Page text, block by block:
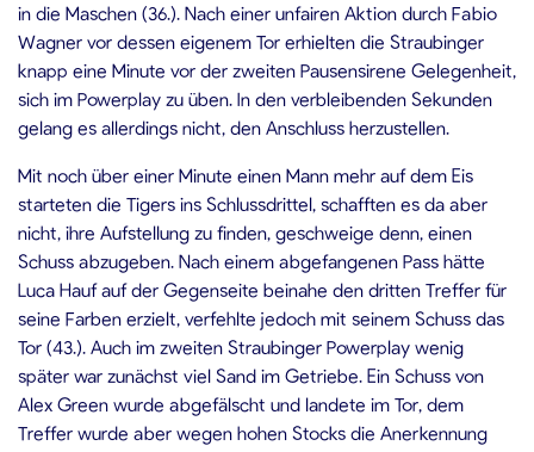
in die Maschen (36.). Nach einer unfairen Aktion durch Fabio
Wagner vor dessen eigenem Tor erhielten die Straubinger
knapp eine Minute vor der zweiten Pausensirene Gelegenheit,
sich im Powerplay zu üben. In den verbleibenden Sekunden
gelang es allerdings nicht, den Anschluss herzustellen.
Mit noch über einer Minute einen Mann mehr auf dem Eis
starteten die Tigers ins Schlussdrittel, schafften es da aber
nicht, ihre Aufstellung zu finden, geschweige denn, einen
Schuss abzugeben. Nach einem abgefangenen Pass hätte
Luca Hauf auf der Gegenseite beinahe den dritten Treffer für
seine Farben erzielt, verfehlte jedoch mit seinem Schuss das
Tor (43.). Auch im zweiten Straubinger Powerplay wenig
später war zunächst viel Sand im Getriebe. Ein Schuss von
Alex Green wurde abgefälscht und landete im Tor, dem
Treffer wurde aber wegen hohen Stocks die Anerkennung